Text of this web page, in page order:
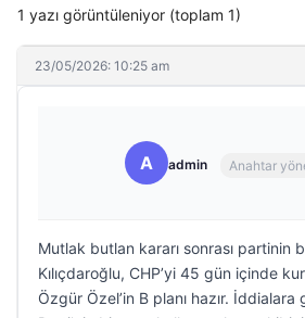
1 yazı görüntüleniyor (toplam 1)
23/05/2026: 10:25 am
A admin Anahtar
Mutlak butlan kararı sonrası partinin
Kılıçdaroğlu, CHP’yi 45 gün içinde
Özgür Özel’in B planı hazır. İddialara